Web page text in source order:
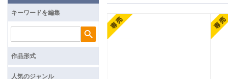
キーワードを編集
検索
作品形式
人気のジャンル